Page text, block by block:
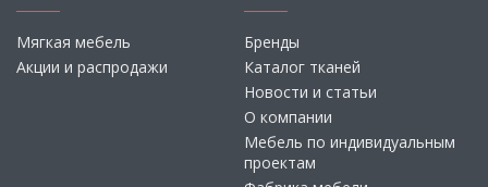
Мягкая мебель
Акции и распродажи
Бренды
Каталог тканей
Новости и статьи
О компании
Мебель по индивидуальным
проектам